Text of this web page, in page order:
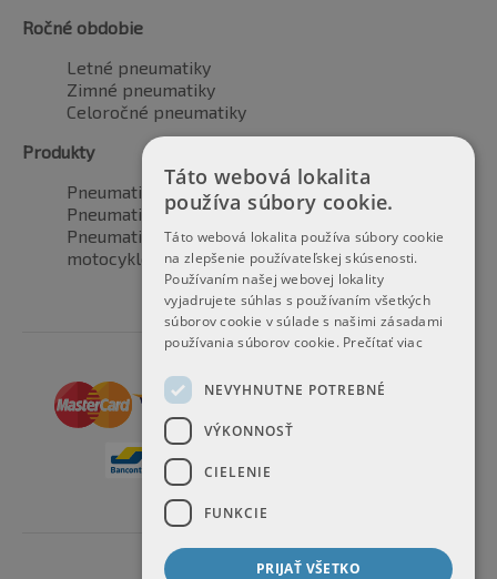
Ročné obdobie
Letné pneumatiky
Zimné pneumatiky
Celoročné pneumatiky
Produkty
Pneumatiky pre automobily
Pneumatiky pre SUV / 4x4
Pneumatiky pre dodávku
motocyklové pneumatiky
Táto webová lokalita
používa súbory cookie.
Táto webová lokalita používa súbory cookie
na zlepšenie používateľskej skúsenosti.
Používaním našej webovej lokality
vyjadrujete súhlas s používaním všetkých
súborov cookie v súlade s našimi zásadami
používania súborov cookie. Prečítať viac
NEVYHNUTNE POTREBNÉ
VÝKONNOSŤ
CIELENIE
FUNKCIE
PRIJAŤ VŠETKO